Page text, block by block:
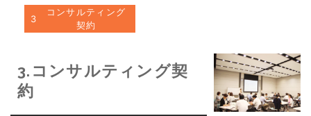
3
コンサルティング
契約
3.コンサルティング契
約